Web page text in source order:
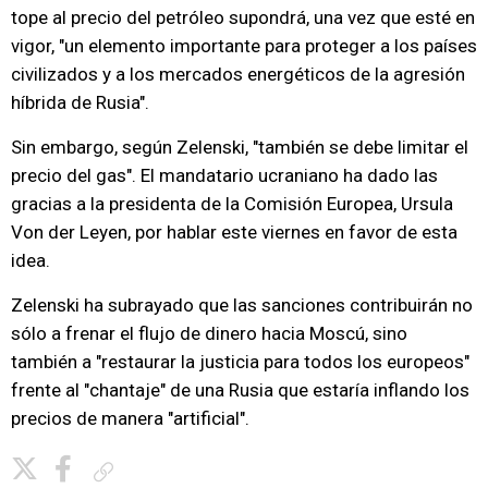
tope al precio del petróleo supondrá, una vez que esté en
vigor, "un elemento importante para proteger a los países
civilizados y a los mercados energéticos de la agresión
híbrida de Rusia".
Sin embargo, según Zelenski, "también se debe limitar el
precio del gas". El mandatario ucraniano ha dado las
gracias a la presidenta de la Comisión Europea, Ursula
Von der Leyen, por hablar este viernes en favor de esta
idea.
Zelenski ha subrayado que las sanciones contribuirán no
sólo a frenar el flujo de dinero hacia Moscú, sino
también a "restaurar la justicia para todos los europeos"
frente al "chantaje" de una Rusia que estaría inflando los
precios de manera "artificial".